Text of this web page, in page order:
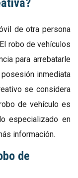
de otra persona
robo de vehículos
para arrebatarle
inmediata
se considera
de vehículo es
especializado en
información.
de